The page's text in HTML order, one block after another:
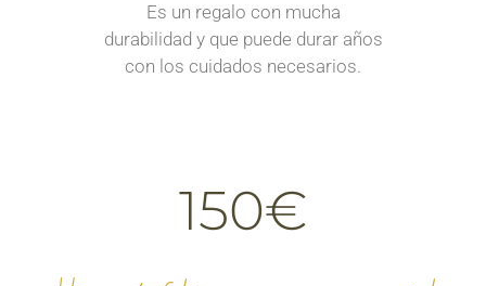
Es un regalo con mucha
durabilidad y que puede durar años
con los cuidados necesarios.
150€